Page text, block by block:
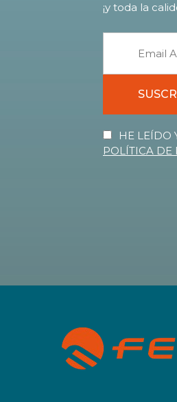
¡y toda la
HE LEÍDO
POLÍTICA DE